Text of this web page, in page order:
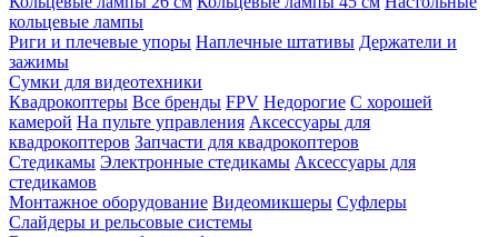
кольцевые лампы
Риги и плечевые упоры Наплечные штативы Держатели и
зажимы
Сумки для видеотехники
Квадрокоптеры Все бренды FPV Недорогие С хорошей
камерой На пульте управления Аксессуары для
квадрокоптеров Запчасти для квадрокоптеров
Стедикамы Электронные стедикамы Аксессуары для
стедикамов
Монтажное оборудование Видеомикшеры Суфлеры
Слайдеры и рельсовые системы